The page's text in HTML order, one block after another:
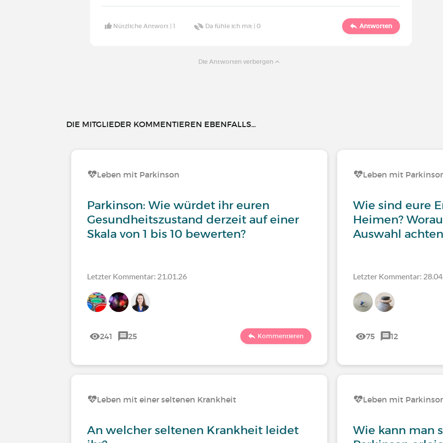
Nützliche Antwort |1 Da fühle ich mit |0 Antworten
Die Antworten verbergen
DIE MITGLIEDER KOMMENTIEREN EBENFALLS...
Leben mit Parkinson
Parkinson: Wie würdet ihr euren
Gesundheitszustand derzeit auf einer
Skala von 1 bis 10 bewerten?
Letzter Kommentar: 21.01.26
241 25 Kommentieren
Leben mit einer seltenen Krankheit
An welcher seltenen Krankheit leidet
Leben mit
Wie sind eure
Heimen?
Auswahl
Letzter Kommentar:
75 12
Leben mit
Wie kann man